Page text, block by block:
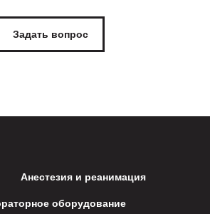
Задать вопрос
Анестезия и реанимация
оборудование